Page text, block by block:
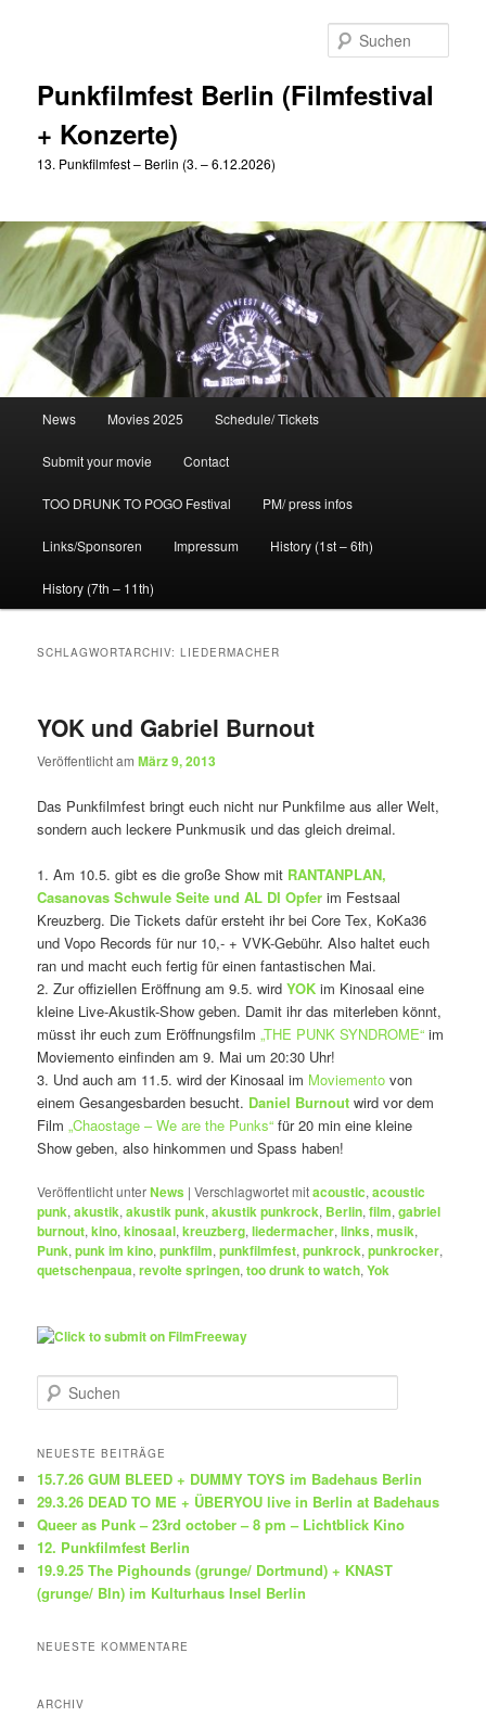
Punkfilmfest Berlin (Filmfestival
+ Konzerte)
13. Punkfilmfest – Berlin (3. – 6.12.2026)
News Movies 2025 Schedule/ Tickets
Submit your movie Contact
TOO DRUNK TO POGO Festival PM/ press infos
Links/Sponsoren Impressum History (1st – 6th)
History (7th – 11th)
SCHLAGWORTARCHIV:LIEDERMACHER
YOK und Gabriel Burnout
Veröffentlicht amMärz 9, 2013
Das Punkfilmfest bringt euch nicht nur Punkfilme aus aller Welt,
sondern auch leckere Punkmusik und das gleich dreimal.
1. Am 10.5. gibt es die große Show mit RANTANPLAN,
Casanovas Schwule Seite und AL DI Opfer im Festsaal
Kreuzberg. Die Tickets dafür ersteht ihr bei Core Tex, KoKa36
und Vopo Records für nur 10,- + VVK-Gebühr. Also haltet euch
ran und macht euch fertig für einen fantastischen Mai.
2. Zur offiziellen Eröffnung am 9.5. wirdYOK im Kinosaal eine
kleine Live-Akustik-Show geben. Damit ihr das miterleben könnt,
müsst ihr euch zum Eröffnungsfilm„THE PUNK SYNDROME“ im
Moviemento einfinden am 9. Mai um 20:30 Uhr!
3. Und auch am 11.5. wird der Kinosaal im Moviemento von
einem Gesangesbarden besucht. Daniel Burnout wird vor dem
Film„Chaostage – We are the Punks“ für 20 min eine kleine
Show geben, also hinkommen und Spass haben!
Veröffentlicht unterNews |Verschlagwortet mitacoustic,acoustic
punk,akustik,akustik punk,akustik punkrock, Berlin,film,gabriel
burnout,kino,kinosaal,kreuzberg,liedermacher,links,musik,
Punk,punk im kino,punkfilm,punkfilmfest,punkrock,punkrocker,
quetschenpaua,revolte springen,too drunk to watch,Yok
u
h
n
NEUESTE BEITRÄGE
15.7.26 GUM BLEED + DUMMY TOYS im Badehaus Berlin
29.3.26 DEAD TO ME + ÜBERYOU live in Berlin at Badehaus
Queer as Punk – 23rd october – 8 pm – Lichtblick Kino
12. Punkfilmfest Berlin
19.9.25 The Pighounds (grunge/ Dortmund) + KNAST
(grunge/ Bln) im Kulturhaus Insel Berlin
NEUESTE KOMMENTARE
ARCHIV